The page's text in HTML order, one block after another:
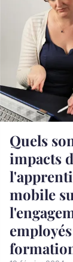
Quels
impacts
mobile